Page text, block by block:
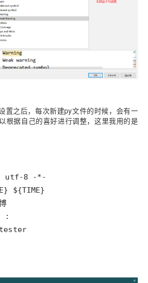
置之后，每次新建py文件的时候，会有一
根据自己的喜好进行调整，这里我用的是